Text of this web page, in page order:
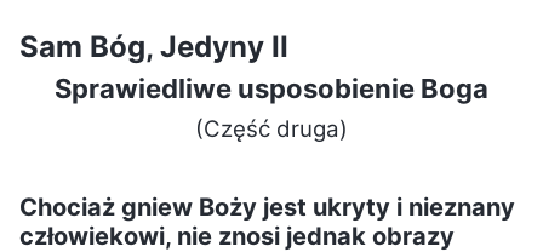
Sam Bóg, Jedyny II
Sprawiedliwe usposobienie Boga
(Część druga)
Chociaż gniew Boży jest ukryty i nieznany
człowiekowi, nie znosi jednak obrazy